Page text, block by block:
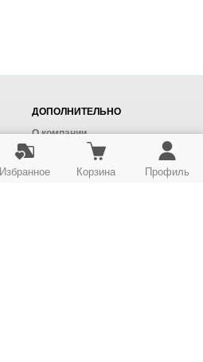
ДОПОЛНИТЕЛЬНО
О компании
Доставка
Оплата
Избранное Корзина Профиль